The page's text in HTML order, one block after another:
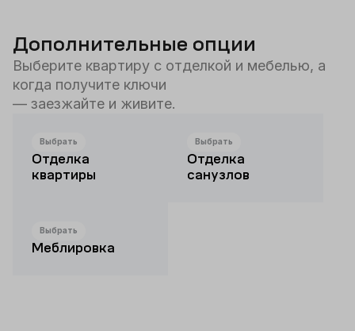
Дополнительные опции
Выберите квартиру с отделкой и мебелью, а
когда получите ключи
— заезжайте и живите.
Выбрать
Отделка
квартиры
Выбрать
Отделка
санузлов
Выбрать
Меблировка